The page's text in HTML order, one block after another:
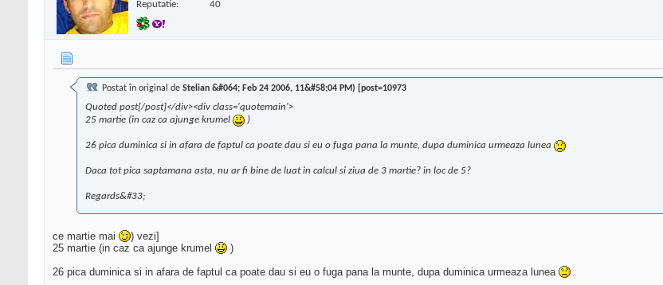
Reputatie: 40
Postat în original de Stelian &#064; Feb 24 2006, 11&#58;04 PM) [post=10973
Quoted post[/post]</div><div class='quotemain'>
25 martie (in caz ca ajunge krumel
)
26 pica duminica si in afara de faptul ca poate dau si eu o fuga pana la munte, dupa duminica urmeaza lunea
Daca tot pica saptamana asta, nu ar fi bine de luat in calcul si ziua de 3 martie? in loc de 5?
Regards&#33;
ce martie mai
) vezi]
25 martie (in caz ca ajunge krumel
)
26 pica duminica si in afara de faptul ca poate dau si eu o fuga pana la munte, dupa duminica urmeaza lunea